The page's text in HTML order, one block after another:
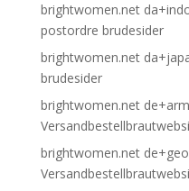
brightwomen.net
postordre brudesider
brightwomen.net
brudesider
brightwomen.net
brightwomen.net